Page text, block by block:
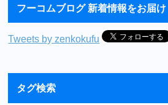
フーコムブログ 新着情報をお届け
Tweets by zenkokufu
タグ検索